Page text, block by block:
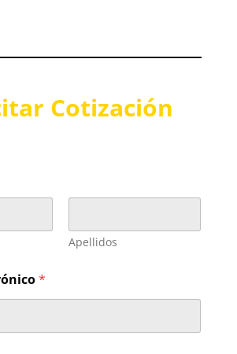
Cotización
Apellidos
*